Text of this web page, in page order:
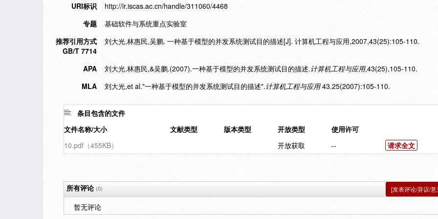
URI标识
http://ir.iscas.ac.cn/handle/311060/4468
专题
基础软件与系统重点实验室
推荐引用方式
GB/T 7714
刘大光,林惠民,吴鹏. 一种基于模型的并发系统测试目的描述[J]. 计算机工程与应用,2007,43(25):105-110.
APA 刘大光,林惠民,&吴鹏.(2007).一种基于模型的并发系统测试目的描述.计算机工程与应用,43(25),105-110.
MLA
刘大光,et al."一种基于模型的并发系统测试目的描述".计算机工程与应用43.25(2007):105-110.
条目包含的文件
文件名称/大小
文献类型 版本类型 开放类型
使用许可
10.pdf（455KB）
开放获取 -- 请求全文
所有评论(0) [发表评论/异议/意
暂无评论